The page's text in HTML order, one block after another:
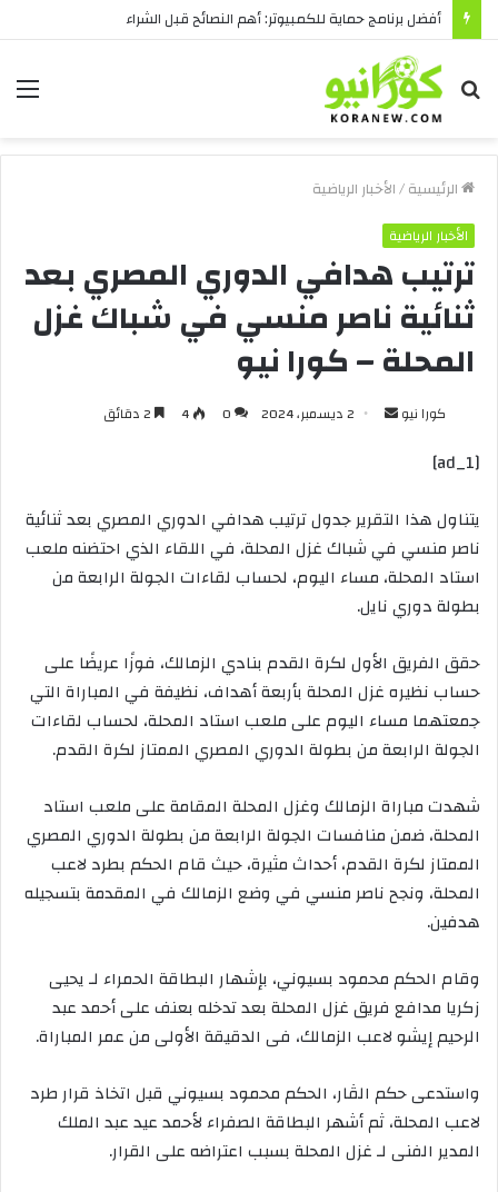
أفضل برنامج حماية للكمبيوتر: أهم النصائح قبل الشراء
بحث
عن
الرئيسية/الأخبار الرياضية
الأخبار الرياضية
ترتيب هدافي الدوري المصري بعد
ثنائية ناصر منسي في شباك غزل
المحلة – كورا نيو
كورا نيو
أرسل 2 ديسمبر، 2024 0
4
[ad_1]
يتناول هذا التقرير جدول ترتيب هدافي الدوري المصري بعد ثنائية
ناصر منسي في شباك غزل المحلة، في اللقاء الذي احتضنه ملعب
استاد المحلة، مساء اليوم، لحساب لقاءات الجولة الرابعة من
بطولة دوري نايل.
حقق الفريق الأول لكرة القدم بنادي الزمالك، فوزًا عريضًا على
حساب نظيره غزل المحلة بأربعة أهداف، نظيفة في المباراة التي
جمعتهما مساء اليوم على ملعب استاد المحلة، لحساب لقاءات
الجولة الرابعة من بطولة الدوري المصري الممتاز لكرة القدم.
شهدت مباراة الزمالك وغزل المحلة المقامة على ملعب استاد
المحلة، ضمن منافسات الجولة الرابعة من بطولة الدوري المصري
الممتاز لكرة القدم، أحداث مثيرة، حيث قام الحكم بطرد لاعب
المحلة، ونجح ناصر منسي في وضع الزمالك في المقدمة بتسجيله
هدفين.
وقام الحكم محمود بسيوني، بإشهار البطاقة الحمراء لـ يحيى
زكريا مدافع فريق غزل المحلة بعد تدخله بعنف على أحمد عبد
الرحيم إيشو لاعب الزمالك، فى الدقيقة الأولى من عمر المباراة.
واستدعى حكم الڤار، الحكم محمود بسيوني قبل اتخاذ قرار طرد
لاعب المحلة، ثم أشهر البطاقة الصفراء لأحمد عيد عبد الملك
المدير الفنى لـ غزل المحلة بسبب اعتراضه على القرار.